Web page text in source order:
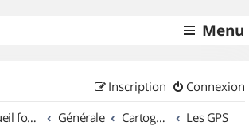
Menu
Connexion
Inscription
Accueil forum Générale Cartographie et GPS Les GPS